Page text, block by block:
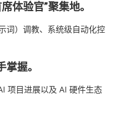
体验官”聚集地。
词）调教、系统级自动化控
握。
项目进展以及 AI 硬件生态